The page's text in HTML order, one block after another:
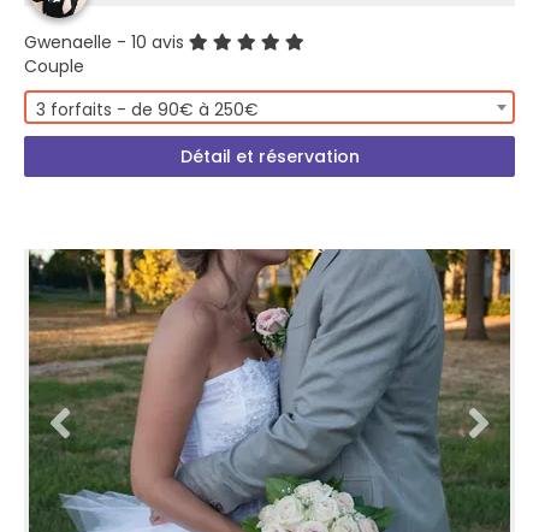
Gwenaelle - 10 avis
Couple
3 forfaits - de 90€ à 250€
Détail et réservation